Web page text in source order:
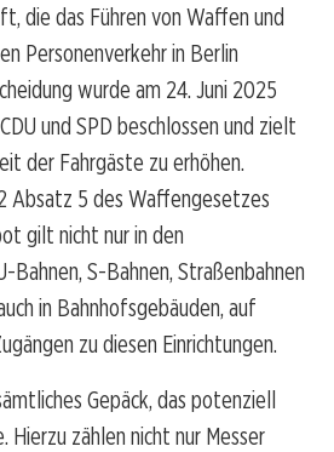
die das Führen von Waffen und
Personenverkehr in Berlin
wurde am 24. Juni 2025
und SPD beschlossen und zielt
der Fahrgäste zu erhöhen.
Absatz 5 des Waffengesetzes
gilt nicht nur in den
S-Bahnen, Straßenbahnen
in Bahnhofsgebäuden, auf
zu diesen Einrichtungen.
Gepäck, das potenziell
Hierzu zählen nicht nur Messer